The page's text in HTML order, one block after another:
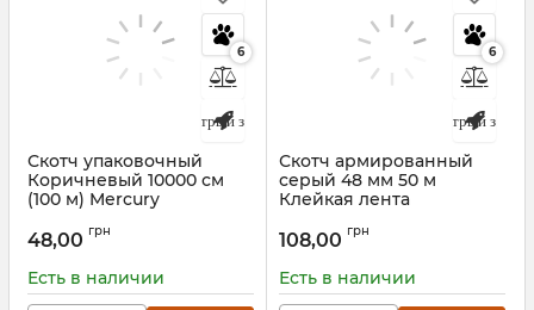
6
Быстрый заказ
Скотч упаковочный
Коричневый 10000 см
(100 м) Mercury
48,00 грн
Есть в наличии
6
Быстрый заказ
Скотч армированный
серый 48 мм 50 м
Клейкая лента
108,00 грн
Есть в наличии